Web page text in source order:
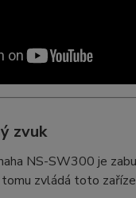
zvuk
NS-SW300 je
zvládá toto